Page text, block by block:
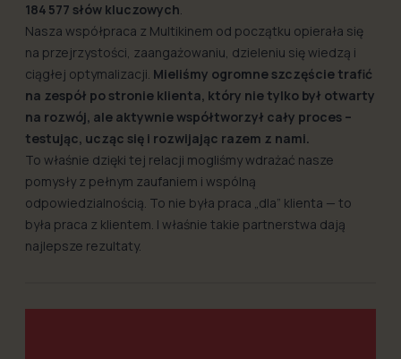
184 577 słów kluczowych.
Nasza współpraca z Multikinem od początku opierała się
na przejrzystości, zaangażowaniu, dzieleniu się wiedzą i
ciągłej optymalizacji. Mieliśmy ogromne szczęście trafić
na zespół po stronie klienta, który nie tylko był otwarty
na rozwój, ale aktywnie współtworzył cały proces –
testując, ucząc się i rozwijając razem z nami.
To właśnie dzięki tej relacji mogliśmy wdrażać nasze
pomysły z pełnym zaufaniem i wspólną
odpowiedzialnością. To nie była praca „dla” klienta — to
była praca z klientem. I właśnie takie partnerstwa dają
najlepsze rezultaty.